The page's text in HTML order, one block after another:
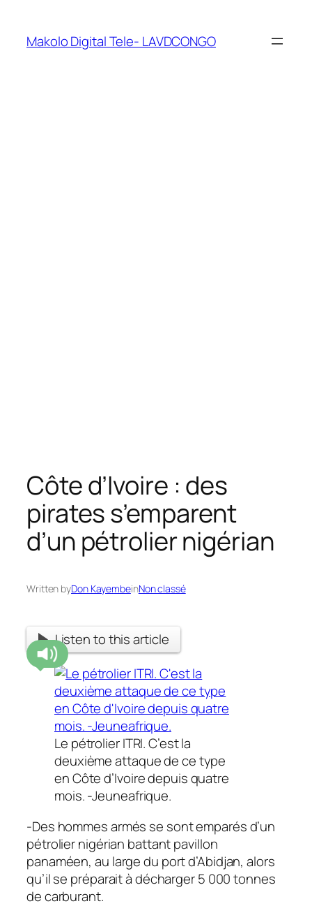
Makolo Digital Tele- LAVDCONGO
Côte d’Ivoire : des
pirates s’emparent
d’un pétrolier nigérian
Written byDon KayembeinNon classé
Listen to this article
Le pétrolier ITRI. C’est la
deuxième attaque de ce type
en Côte d’Ivoire depuis quatre
mois. -Jeuneafrique.
-Des hommes armés se sont emparés d’un
pétrolier nigérian battant pavillon
panaméen, au large du port d’Abidjan, alors
qu’il se préparait à décharger 5 000 tonnes
de carburant.